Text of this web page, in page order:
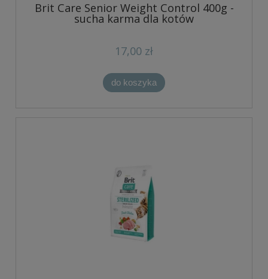
Brit Care Senior Weight Control 400g -
sucha karma dla kotów
17,00 zł
do koszyka